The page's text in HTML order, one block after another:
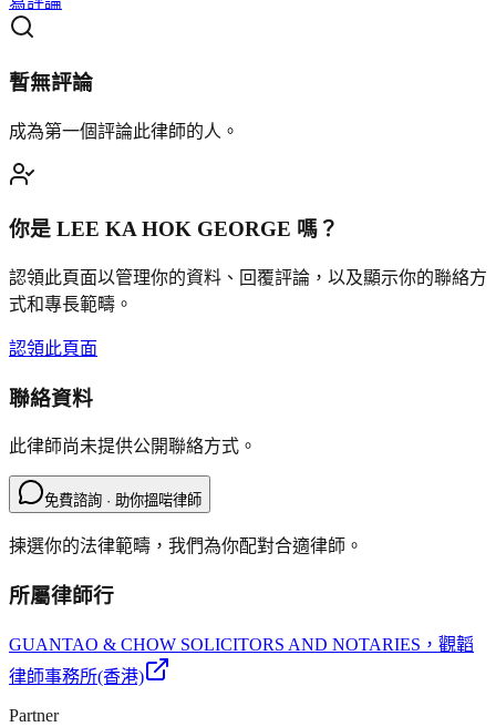
暫無評論
成為第一個評論此律師的人。
你是 LEE KA HOK GEORGE 嗎？
認領此頁面以管理你的資料、回覆評論，以及顯示你的聯絡方
式和專長範疇。
認領此頁面
聯絡資料
此律師尚未提供公開聯絡方式。
免費諮詢 · 助你搵啱律師
揀選你的法律範疇，我們為你配對合適律師。
所屬律師行
GUANTAO & CHOW SOLICITORS AND NOTARIES ，觀韜
律師事務所(香港)
Partner